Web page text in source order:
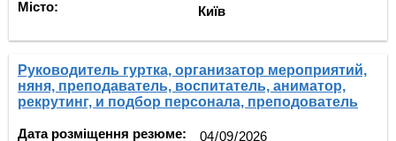
Місто:
Київ
Руководитель гуртка, организатор мероприятий,
няня, преподаватель, воспитатель, аниматор,
рекрутинг, и подбор персонала, преподователь
Дата розміщення резюме: